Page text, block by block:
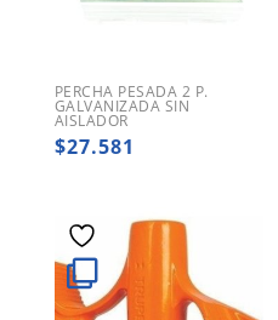
PERCHA PESADA 2 P.
GALVANIZADA SIN
AISLADOR
$27.581